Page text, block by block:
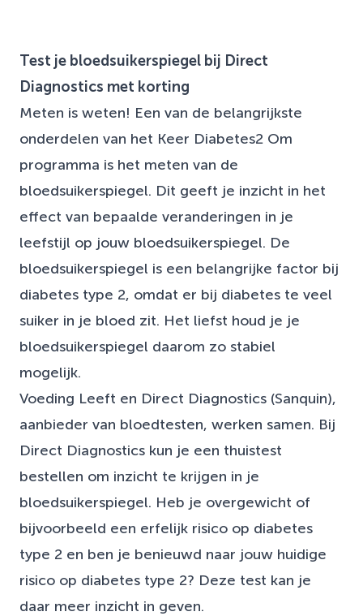
Test je bloedsuikerspiegel bij Direct
Diagnostics met korting
Meten is weten! Een van de belangrijkste
onderdelen van het Keer Diabetes2 Om
programma is het meten van de
bloedsuikerspiegel. Dit geeft je inzicht in het
effect van bepaalde veranderingen in je
leefstijl op jouw bloedsuikerspiegel. De
bloedsuikerspiegel is een belangrijke factor bij
diabetes type 2, omdat er bij diabetes te veel
suiker in je bloed zit. Het liefst houd je je
bloedsuikerspiegel daarom zo stabiel
mogelijk.
Voeding Leeft en Direct Diagnostics (Sanquin),
aanbieder van bloedtesten, werken samen. Bij
Direct Diagnostics kun je een thuistest
bestellen om inzicht te krijgen in je
bloedsuikerspiegel. Heb je overgewicht of
bijvoorbeeld een erfelijk risico op diabetes
type 2 en ben je benieuwd naar jouw huidige
risico op diabetes type 2? Deze test kan je
daar meer inzicht in geven.